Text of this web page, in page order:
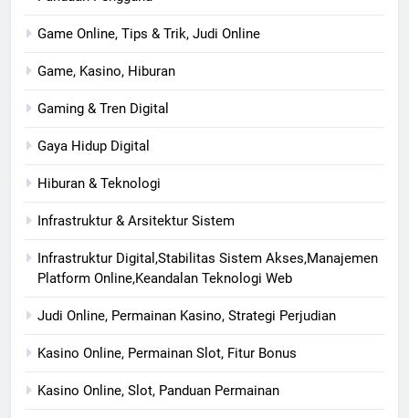
Game Online, Tips & Trik, Judi Online
Game, Kasino, Hiburan
Gaming & Tren Digital
Gaya Hidup Digital
Hiburan & Teknologi
Infrastruktur & Arsitektur Sistem
Infrastruktur Digital,Stabilitas Sistem Akses,Manajemen
Platform Online,Keandalan Teknologi Web
Judi Online, Permainan Kasino, Strategi Perjudian
Kasino Online, Permainan Slot, Fitur Bonus
Kasino Online, Slot, Panduan Permainan